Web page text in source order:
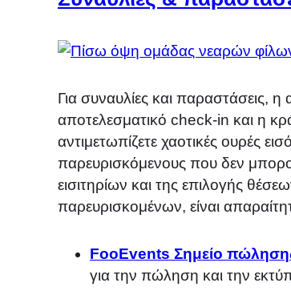
Για συναυλίες και
αποτελεσματικό check-in και η
αντιμετωπίζετε χαοτικές ουρές
παρευρισκόμενους που δεν
εισιτηρίων και της επιλογής
παρευρισκομένων, είναι
FooEvents Σημείο
για την πώληση και την